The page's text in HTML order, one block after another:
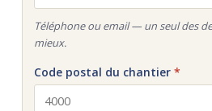
Téléphone ou email — un seul des
mieux.
Code postal du chantier*